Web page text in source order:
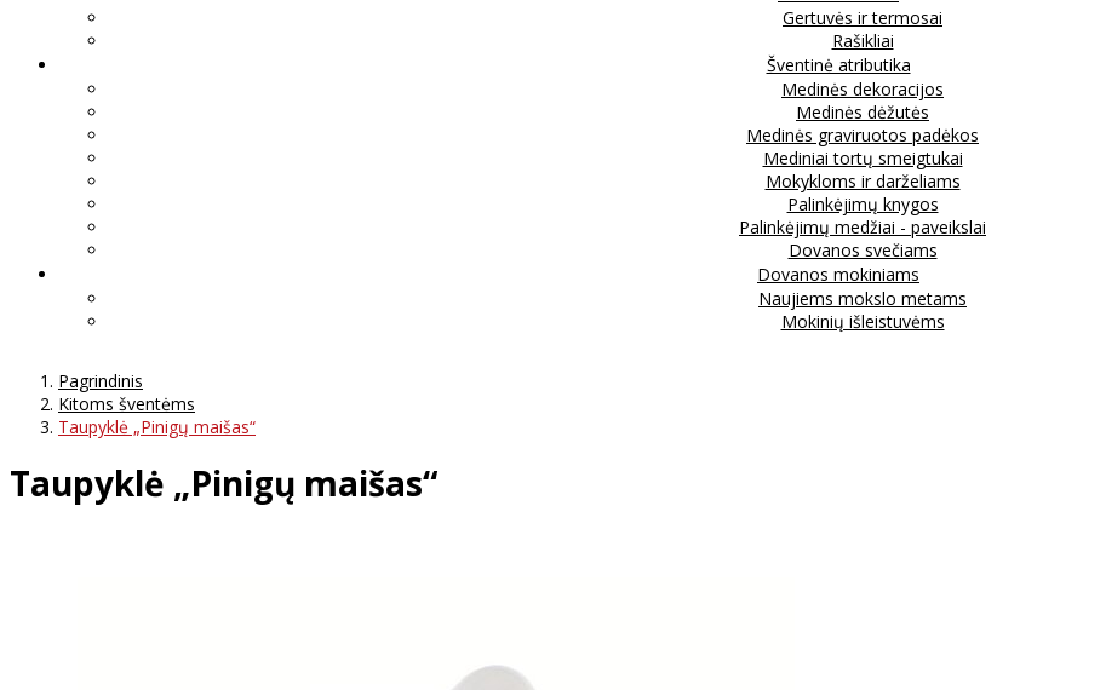
Gertuvės ir termosai
Rašikliai
Šventinė atributika
Medinės dekoracijos
Medinės dėžutės
Medinės graviruotos padėkos
Mediniai tortų smeigtukai
Mokykloms ir darželiams
Palinkėjimų knygos
Palinkėjimų medžiai - paveikslai
Dovanos svečiams
Dovanos mokiniams
Naujiems mokslo metams
Mokinių išleistuvėms
Pagrindinis
Kitoms šventėms
Taupyklė „Pinigų maišas“
Taupyklė „Pinigų maišas“